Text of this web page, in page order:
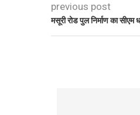
previous post
मसूरी रोड पुल निर्माण का सीएम